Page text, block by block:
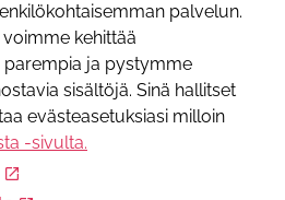
palvelun.
kehittää
ja pystymme
sisältöjä. Sinä hallitset
evästeasetuksiasi milloin
-sivulta.